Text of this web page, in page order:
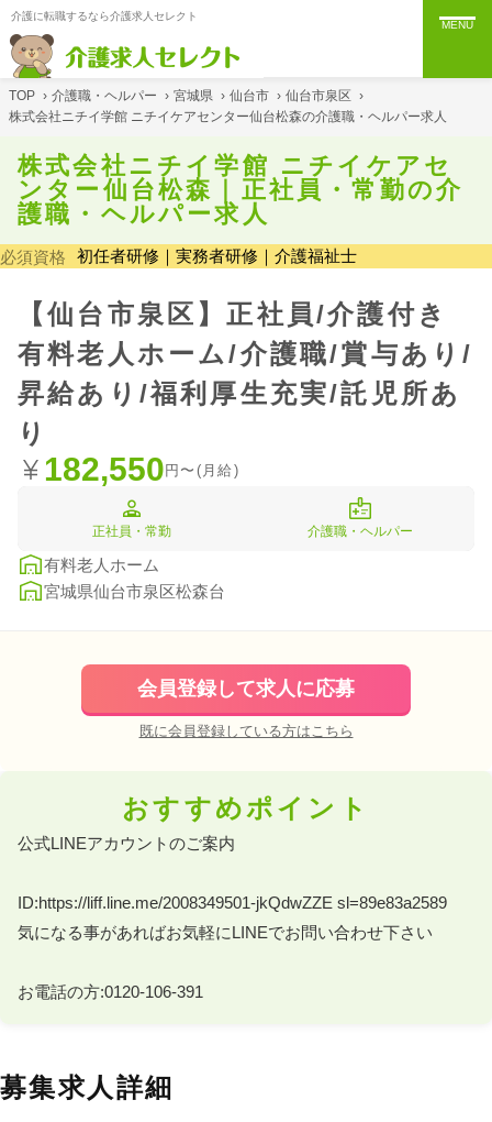
介護に転職するなら介護求人セレクト
MENU
TOP › 介護職・ヘルパー › 宮城県 › 仙台市 › 仙台市泉区 ›
株式会社ニチイ学館 ニチイケアセンター仙台松森の介護職・ヘルパー求人
株式会社ニチイ学館 ニチイケアセ
ンター仙台松森｜正社員・常勤の介
護職・ヘルパー求人
必須資格 初任者研修｜実務者研修｜介護福祉士
【仙台市泉区】正社員/介護付き
有料老人ホーム/介護職/賞与あり/
昇給あり/福利厚生充実/託児所あ
り
182,550円〜(月給)
正社員・常勤 介護職・ヘルパー
有料老人ホーム
宮城県仙台市泉区松森台
会員登録して求人に応募
既に会員登録している方はこちら
おすすめポイント
公式LINEアカウントのご案内
ID:https://liff.line.me/2008349501-jkQdwZZE sl=89e83a2589
気になる事があればお気軽にLINEでお問い合わせ下さい
お電話の方:0120-106-391
募集求人詳細